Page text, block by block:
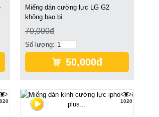
Miếng dán cường lực LG G2
không bao bì
70,000đ
Số lượng:
50,000đ
1020